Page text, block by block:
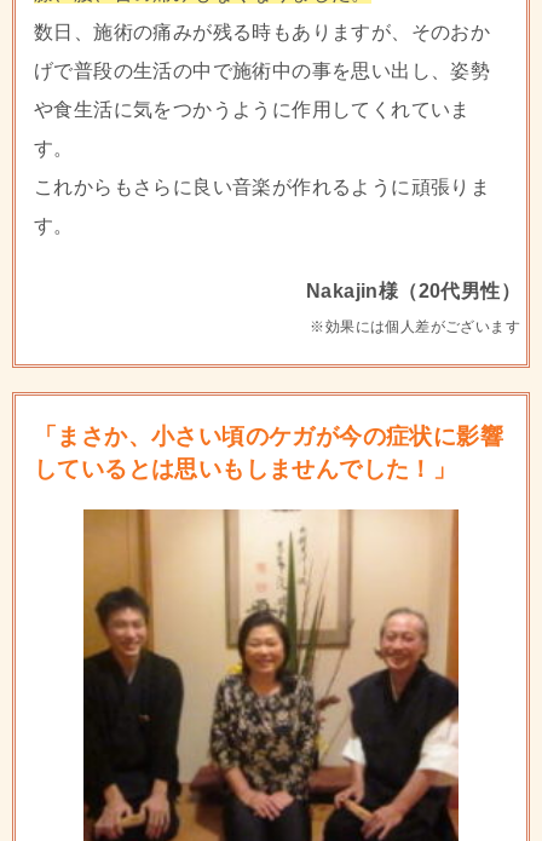
数日、施術の痛みが残る時もありますが、そのおか
げで普段の生活の中で施術中の事を思い出し、姿勢
や食生活に気をつかうように作用してくれていま
す。
これからもさらに良い音楽が作れるように頑張りま
す。
Nakajin様（20代男性）
※効果には個人差がございます
「まさか、小さい頃のケガが今の症状に影響
しているとは思いもしませんでした！」